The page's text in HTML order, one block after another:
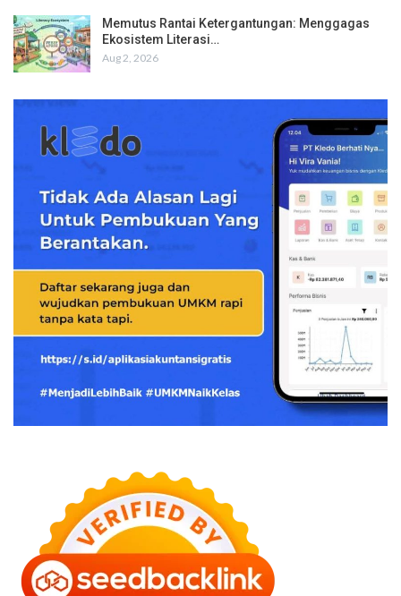
Memutus Rantai Ketergantungan: Menggagas
Ekosistem Literasi…
Aug 2, 2026